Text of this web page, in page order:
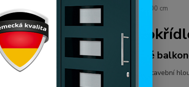
Balkonové plastové dveře jednokřídlé bílé, 90x200 cm
plastové dveře
bílé plastové
6komorový profil stavební